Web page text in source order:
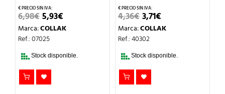
6,98€EL
PRECIO
ORIGINAL
ERA:
5,93€PRECIO
ACTUAL
Marca:COLLAK
Ref.: 07025
Stock disponible.
4,36€EL
PRECIO
ORIGINAL
ERA:
3,71€PRECIO
ACTUAL
Marca:COLLAK
Ref.: 40302
Stock disponible.